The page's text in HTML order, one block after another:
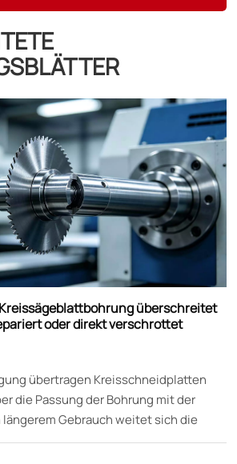
überschreitet
oder direkt verschrottet
übertragen Kreisschneidplatten
die Passung der Bohrung mit der
Gebrauch weitet sich die
von Reibverschleiß und
Ausbau allmählich aus. Sobald der